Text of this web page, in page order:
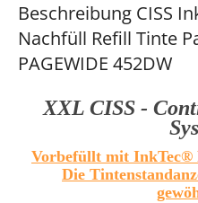
Beschreibung CISS
Nachfüll Refill Tinte
PAGEWIDE 452DW
XXL CISS -
Vorbefüllt mit InkTec®
Die